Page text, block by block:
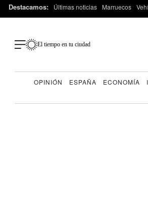
Destacamos: Últimas noticias Marruecos
El tiempo en tu ciudad
OPINIÓN ESPAÑA ECONOMÍA